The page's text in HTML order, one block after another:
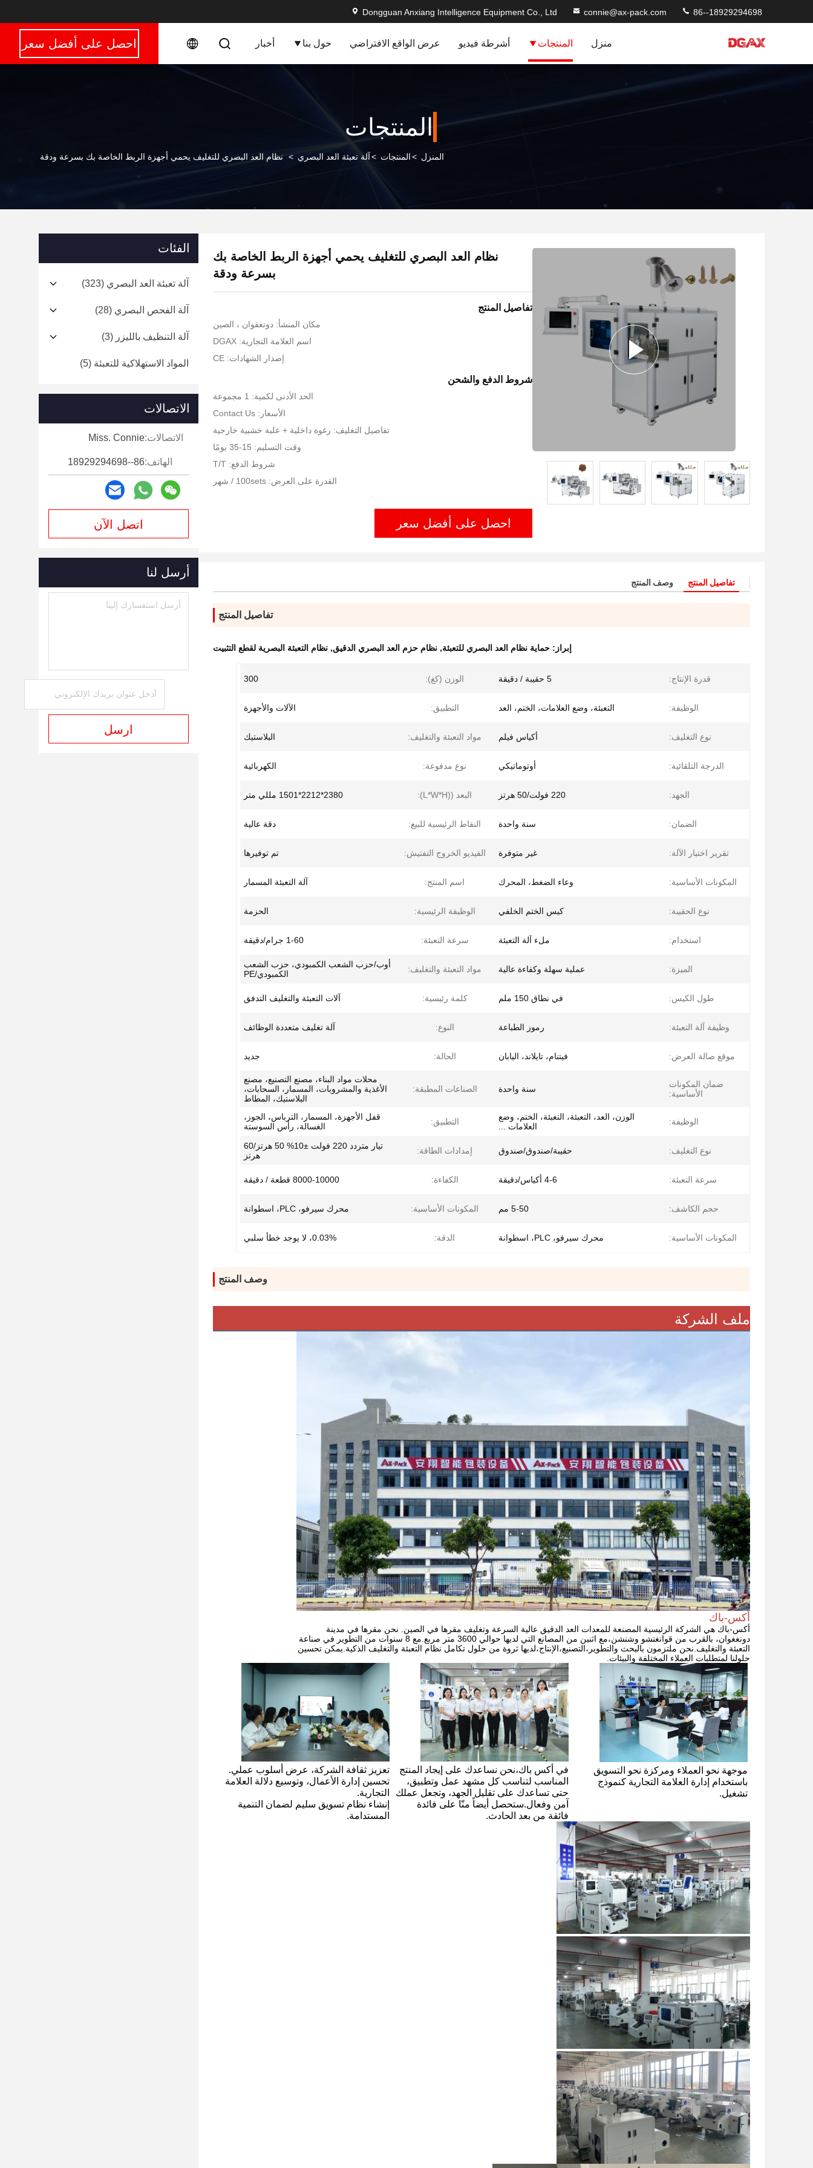
Dongguan Anxiang Intelligence Equipment Co., Ltd connie@ax-pack.com 86--18929294698
منزل المنتجات أشرطة فيديو عرض الواقع الافتراضي حول بنا أخبار احصل على أفضل سعر
المنتجات
المنزل >المنتجات >آلة تعبئة العد البصري > نظام العد البصري للتغليف يحمي أجهزة الربط الخاصة بك بسرعة ودقة
نظام العد البصري للتغليف يحمي أجهزة الربط الخاصة بك
بسرعة ودقة
تفاصيل المنتج
مكان المنشأ: دونغقوان ، الصين
اسم العلامة التجارية: DGAX
إصدار الشهادات: CE
شروط الدفع والشحن
الحد الأدنى لكمية: 1 مجموعة
الأسعار: Contact Us
تفاصيل التغليف: رغوة داخلية + علبة خشبية خارجية
وقت التسليم: 15-35 يومًا
شروط الدفع: T/T
القدرة على العرض: 100sets / شهر
احصل على أفضل سعر
تفاصيل المنتج وصف المنتج
تفاصيل المنتج
إبراز: حماية نظام العد البصري للتعبئة, نظام حزم العد البصري الدقيق, نظام التعبئة البصرية لقطع التثبيت
قدرة الإنتاج: 5 حقيبة / دقيقة الوزن (كغ): 300
الوظيفة: التعبئة، وضع العلامات، الختم، العد التطبيق: الآلات والأجهزة
نوع التغليف: أكياس فيلم مواد التعبئة والتغليف: البلاستيك
الدرجة التلقائية: أوتوماتيكي نوع مدفوعة: الكهربائية
الجهد: 220 فولت/50 هرتز البعد ((L*W*H): 2380*2212*1501 مللي متر
الضمان: سنة واحدة النقاط الرئيسية للبيع: دقة عالية
تقرير اختبار الآلة: غير متوفرة الفيديو الخروج التفتيش: تم توفيرها
المكونات الأساسية: وعاء الضغط، المحرك اسم المنتج: آلة التعبئة المسمار
نوع الحقيبة: كيس الختم الخلفي الوظيفة الرئيسية: الحزمة
استخدام: ملء آلة التعبئة سرعة التعبئة: 1-60 جرام/دقيقة
الميزة: عملية سهلة وكفاءة عالية مواد التعبئة والتغليف:
أوب/حزب الشعب الكمبودي، حزب الشعب
الكمبودي/PE
طول الكيس: في نطاق 150 ملم كلمة رئيسية: آلات التعبئة والتغليف التدفق
وظيفة آلة التعبئة: رموز الطباعة النوع: آلة تغليف متعددة الوظائف
موقع صالة العرض: فيتنام، تايلاند، اليابان الحالة: جديد
ضمان المكونات
الأساسية:
سنة واحدة الصناعات المطبقة:
محلات مواد البناء، مصنع التصنيع، مصنع
الأغذية والمشروبات، المسمار، السحابات،
البلاستيك، المطاط
الوظيفة:
الوزن، العد، التعبئة، التعبئة، الختم، وضع
العلامات ...
التطبيق:
قفل الأجهزة، المسمار، الترباس، الجوز،
الغسالة، رأس السوستة
نوع التغليف: حقيبة/صندوق/صندوق إمدادات الطاقة:
تيار متردد 220 فولت ±10% 50 هرتز/60
هرتز
سرعة التعبئة: 4-6 أكياس/دقيقة الكفاءة: 8000-10000 قطعة / دقيقة
حجم الكاشف: 5-50 مم المكونات الأساسية: محرك سيرفو، PLC، اسطوانة
المكونات الأساسية: محرك سيرفو، PLC، اسطوانة الدقة: 0.03%، لا يوجد خطأ سلبي
وصف المنتج
ملف الشركة
أكس-باك
أكس-باك هي الشركة الرئيسية المصنعة للمعدات العد الدقيق عالية السرعة وتغليف مقرها في الصين. نحن مقرها في مدينة
دونغغوان، بالقرب من قوانغتشو وشنشن،مع اثنين من المصانع التي لديها حوالي 3600 متر مربع.مع 8 سنوات من التطوير في صناعة
التعبئة والتغليف.نحن ملتزمون بالبحث والتطوير،التصنيع،الإنتاج،لديها ثروة من حلول تكامل نظام التعبئة والتغليف الذكية.يمكن تحسين
حلولنا لمتطلبات العملاء المختلفة والبيئات.
موجهة نحو العملاء ومركزة نحو التسويق
باستخدام إدارة العلامة التجارية كنموذج
تشغيل.
في أكس باك،نحن نساعدك على إيجاد المنتج
المناسب لتناسب كل مشهد عمل وتطبيق،
حتى تساعدك على تقليل الجهد، وتجعل عملك
آمن وفعال.ستحصل أيضاً منّا على فائدة
فائقة من بعد الحادث.
تعزيز ثقافة الشركة، عرض أسلوب عملي.
تحسين إدارة الأعمال، وتوسيع دلالة العلامة
التجارية.
إنشاء نظام تسويق سليم لضمان التنمية
المستدامة.
الفئات
آلة تعبئة العد البصري (323)
آلة الفحص البصري (28)
آلة التنظيف بالليزر (3)
المواد الاستهلاكية للتعبئة (5)
الاتصالات
الاتصالات:Miss. Connie
الهاتف:86--18929294698
اتصل الآن
أرسل لنا
ارسل